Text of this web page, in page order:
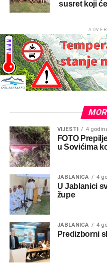
susret koji
VIJESTI 4
FOTO
u Sovićima
JABLANICA 4
U Jablanici
župe
JABLANICA 4
Predizborni